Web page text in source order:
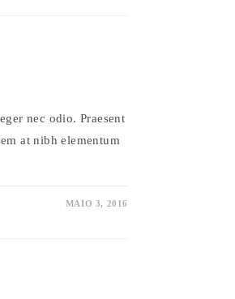
nec odio. Praesent
at nibh elementum
MAIO 3, 2016